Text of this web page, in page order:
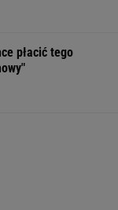
płacić tego